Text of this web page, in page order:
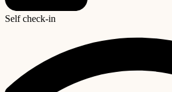
Self check-in